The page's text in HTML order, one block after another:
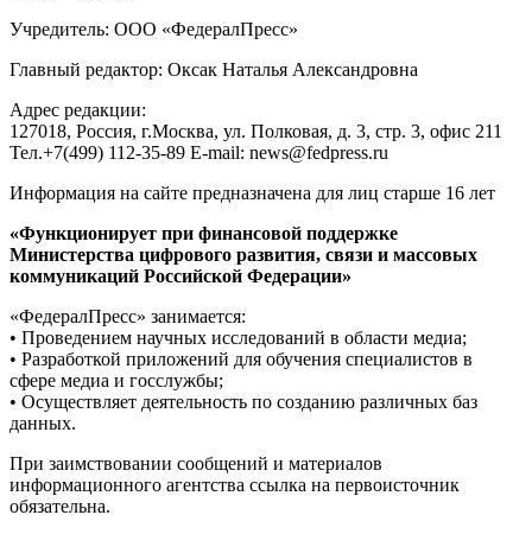
Учредитель: ООО «ФедералПресс»
Главный редактор: Оксак Наталья Александровна
Адрес редакции:
127018, Россия, г.Москва, ул. Полковая, д. 3, стр. 3, офис 211
Тел.+7(499) 112-35-89 E-mail: news@fedpress.ru
Информация на сайте предназначена для лиц старше 16 лет
«Функционирует при финансовой поддержке
Министерства цифрового развития, связи и массовых
коммуникаций Российской Федерации»
«ФедералПресс» занимается:
• Проведением научных исследований в области медиа;
• Разработкой приложений для обучения специалистов в
сфере медиа и госслужбы;
• Осуществляет деятельность по созданию различных баз
данных.
При заимствовании сообщений и материалов
информационного агентства ссылка на первоисточник
обязательна.